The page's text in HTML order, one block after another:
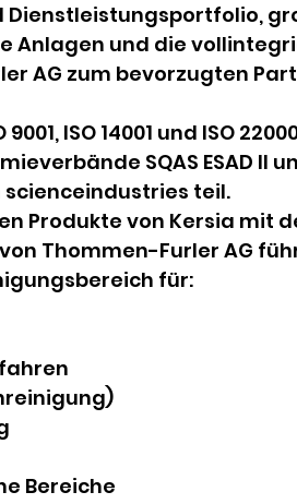
Dienstleistungsportfolio,
und die
AG zum bevorzugten
ISO 14001 und ISO
SQAS ESAD II
teil.
Produkte von Kersia mit
Thommen-Furler AG
für:
Bereiche